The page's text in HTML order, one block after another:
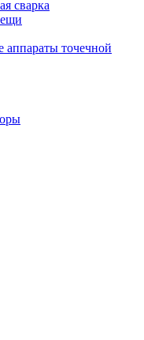
сварка
аппараты точечной